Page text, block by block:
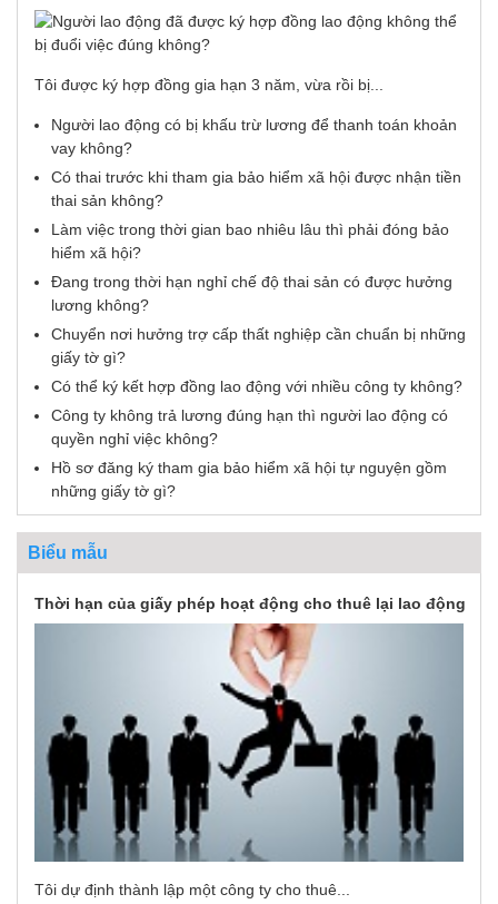
Tôi được ký hợp đồng gia hạn 3 năm, vừa rồi bị...
Người lao động có bị khấu trừ lương để thanh toán khoản
vay không?
Có thai trước khi tham gia bảo hiểm xã hội được nhận tiền
thai sản không?
Làm việc trong thời gian bao nhiêu lâu thì phải đóng bảo
hiểm xã hội?
Đang trong thời hạn nghỉ chế độ thai sản có được hưởng
lương không?
Chuyển nơi hưởng trợ cấp thất nghiệp cần chuẩn bị những
giấy tờ gì?
Có thể ký kết hợp đồng lao động với nhiều công ty không?
Công ty không trả lương đúng hạn thì người lao động có
quyền nghỉ việc không?
Hồ sơ đăng ký tham gia bảo hiểm xã hội tự nguyện gồm
những giấy tờ gì?
Biểu mẫu
Thời hạn của giấy phép hoạt động cho thuê lại lao động
Tôi dự định thành lập một công ty cho thuê...